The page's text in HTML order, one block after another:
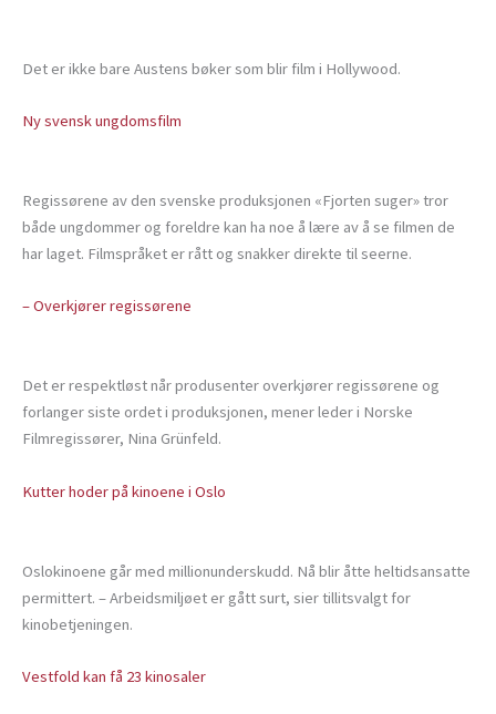
Det er ikke bare Austens bøker som blir film i Hollywood.
Ny svensk ungdomsfilm
Regissørene av den svenske produksjonen «Fjorten suger» tror
både ungdommer og foreldre kan ha noe å lære av å se filmen de
har laget. Filmspråket er rått og snakker direkte til seerne.
– Overkjører regissørene
Det er respektløst når produsenter overkjører regissørene og
forlanger siste ordet i produksjonen, mener leder i Norske
Filmregissører, Nina Grünfeld.
Kutter hoder på kinoene i Oslo
Oslokinoene går med millionunderskudd. Nå blir åtte heltidsansatte
permittert. – Arbeidsmiljøet er gått surt, sier tillitsvalgt for
kinobetjeningen.
Vestfold kan få 23 kinosaler